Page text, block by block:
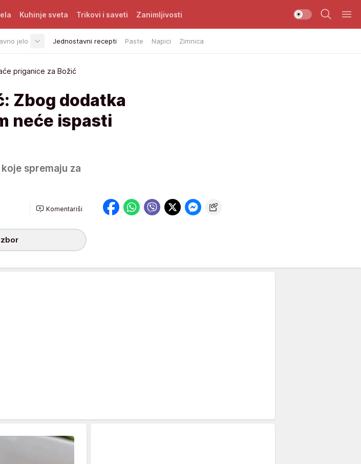
jelo Jednostavni recepti Paste Napici Zimnica
Kuhinje sveta Trikovi i saveti Zanimljivosti
priganice za Božić
Zbog dodatka
neće ispasti
spremaju za
Komentariši